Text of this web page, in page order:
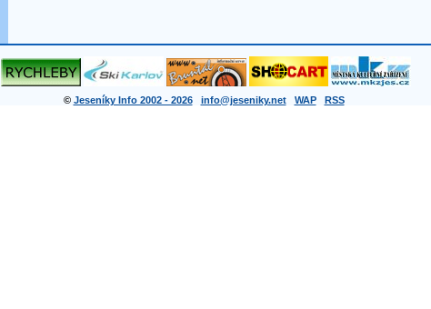
© Jeseníky Info 2002 - 2026 info@jeseniky.net WAP RSS